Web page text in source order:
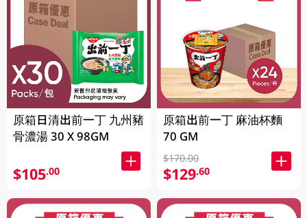
原箱日清出前一丁 九州豬
骨濃湯 30 X 98GM
$105.00
原箱出前一丁 麻油杯麵
70 GM
$170.00
$129.60